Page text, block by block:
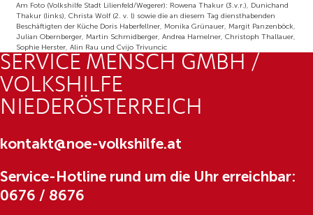
Am Foto (Volkshilfe Stadt Lilienfeld/Wegerer): Rowena Thakur (3.v.r.), Dunichand
Thakur (links), Christa Wolf (2. v. l) sowie die an diesem Tag diensthabenden
Beschäftigten der Küche Doris Haberfellner, Monika Grünauer, Margit Panzenböck,
Julian Obernberger, Martin Schmidberger, Andrea Hamelner, Christoph Thallauer,
Sophie Herster, Alin Rau und Cvijo Trivuncic
SERVICE MENSCH GMBH /
VOLKSHILFE
NIEDERÖSTERREICH
kontakt@noe-volkshilfe.at
Service-Hotline rund um die Uhr erreichbar:
0676 / 8676